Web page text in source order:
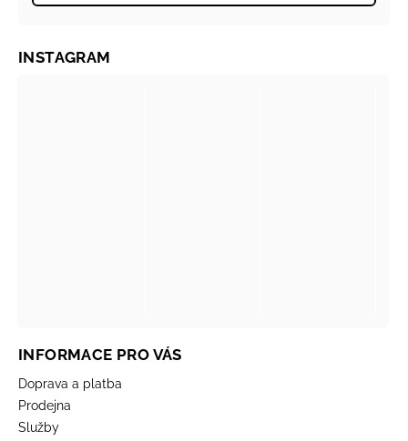
INFORMACE PRO VÁS
Doprava a platba
Prodejna
Služby
INSTAGRAM